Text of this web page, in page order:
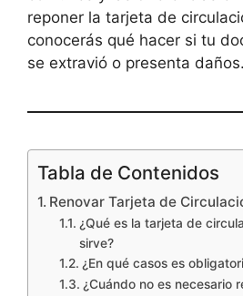
reponer la tarjeta de
conocerás qué hacer si tu
se extravió o presenta daños.
Tabla de Contenidos
Renovar Tarjeta de
¿Qué es la tarjeta de
sirve?
¿En qué casos es
¿Cuándo no es necesario